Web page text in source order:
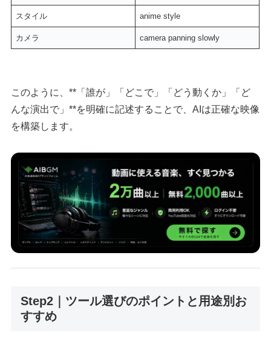
スタイル anime style
カメラ camera panning slowly
このように、**「誰が」「どこで」「どう動くか」「ど
んな演出で」**を明確に記述することで、AIは正確な映像
を構築します。
Step2｜ツール選びのポイントと用途別お
すすめ